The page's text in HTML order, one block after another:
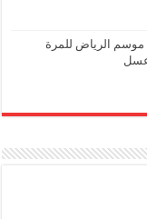
الرياض للمرة
عسل